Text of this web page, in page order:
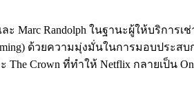
Marc Randolph ในฐานะผู้ให้บริการ
ด้วยความมุ่งมั่นในการมอบประ
Crown ที่ทำให้ Netflix กลายเป็น